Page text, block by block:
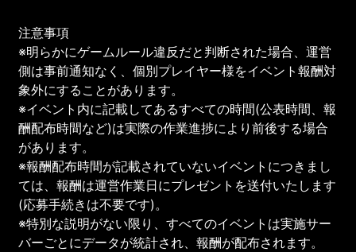
注意事項
※明らかにゲームルール違反だと判断された場合、運営
側は事前通知なく、個別プレイヤー様をイベント報酬対
象外にすることがあります。
※イベント内に記載してあるすべての時間(公表時間、報
酬配布時間など)は実際の作業進捗により前後する場合
があります。
※報酬配布時間が記載されていないイベントにつきまし
ては、報酬は運営作業日にプレゼントを送付いたします
(応募手続きは不要です)。
※特別な説明がない限り、すべてのイベントは実施サー
バーごとにデータが統計され、報酬が配布されます。